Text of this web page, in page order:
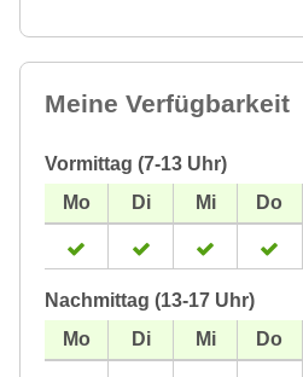
Meine Verfügbarkeit
Vormittag (7-13 Uhr)
Nachmittag (13-17 Uhr)